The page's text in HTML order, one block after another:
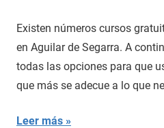
Existen números cursos
en Aguilar de Segarra. A
todas las opciones para que
que más se adecue a lo que
Leer más